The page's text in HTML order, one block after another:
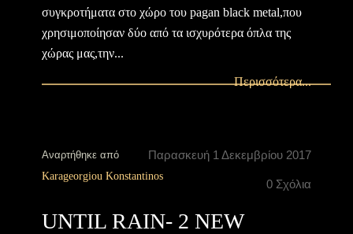
συγκροτήματα στο χώρο του pagan black metal,που
χρησιμοποίησαν δύο από τα ισχυρότερα όπλα της
χώρας μας,την...
Περισσότερα...
Παρασκευή 1 Δεκεμβρίου 2017
0 Σχόλια
Αναρτήθηκε από
Karageorgiou Konstantinos
UNTIL RAIN- 2 NEW